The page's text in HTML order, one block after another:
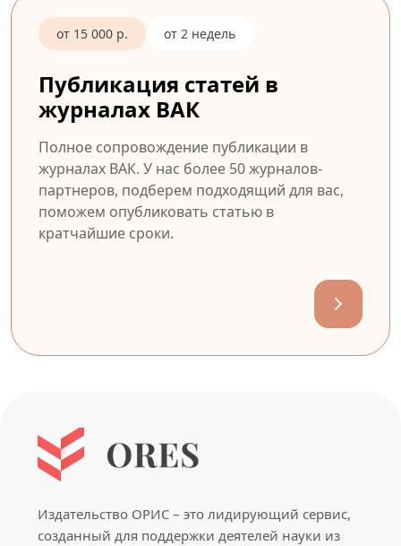
от 15 000 р. от 2 недель
Публикация статей в
журналах ВАК
Полное сопровождение публикации в
журналах ВАК. У нас более 50 журналов-
партнеров, подберем подходящий для вас,
поможем опубликовать статью в
кратчайшие сроки.
Издательство ОРИС – это лидирующий сервис,
созданный для поддержки деятелей науки из